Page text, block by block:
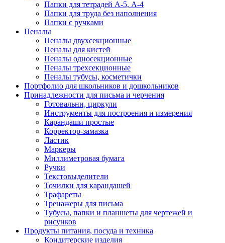
Папки для тетрадей А-5, А-4
Папки для труда без наполнения
Папки с ручками
Пеналы
Пеналы двухсекционные
Пеналы для кистей
Пеналы односекционные
Пеналы трехсекционные
Пеналы тубусы, косметички
Портфолио для школьников и дошкольников
Принадлежности для письма и черчения
Готовальни, циркули
Инструменты для построения и измерения
Карандаши простые
Корректор-замазка
Ластик
Маркеры
Миллиметровая бумага
Ручки
Текстовыделители
Точилки для карандашей
Трафареты
Тренажеры для письма
Тубусы, папки и планшеты для чертежей и
рисунков
Продукты питания, посуда и техника
Кондитерские изделия